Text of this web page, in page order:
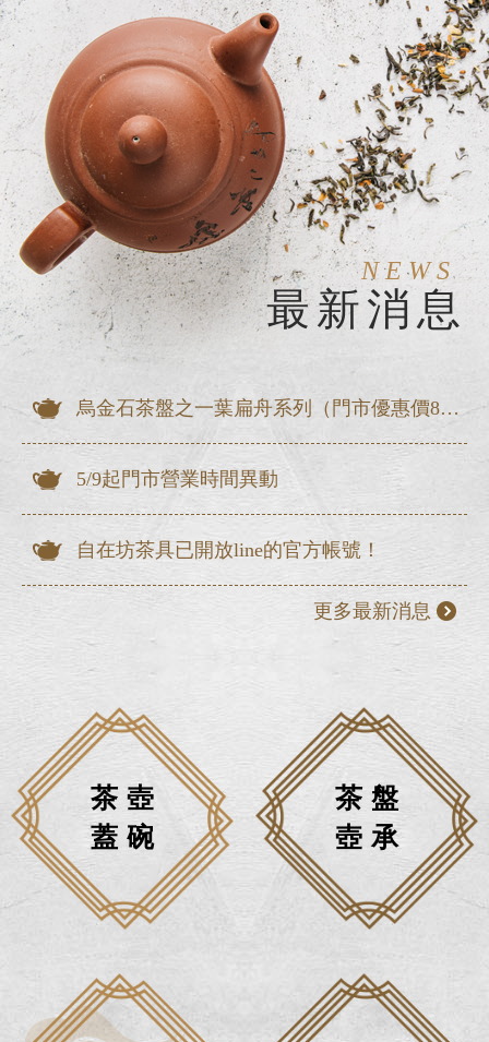
NEWS
最新消息
烏金石茶盤之一葉扁舟系列（門市優惠價8折出清）
5/9起門市營業時間異動
自在坊茶具已開放line的官方帳號！
更多最新消息
茶壺
蓋碗
茶盤
壺承